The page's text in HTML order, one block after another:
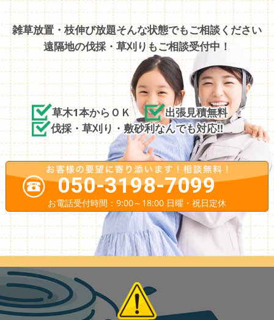
雑草放置・枝伸び放題そんな状態でもご相談ください
遠隔地の伐採・草刈りもご相談受付中！
草木1本からＯＫ
出張見積無料
伐採・草刈り・敷砂利なんでも対応!!
050-3198-7099
お電話受付時間：9:00～18:00 日曜・祝日定休